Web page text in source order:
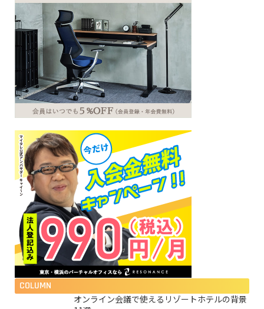
COLUMN
オンライン会議で使えるリゾートホテルの背景